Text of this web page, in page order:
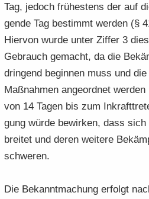
Tag, je­doch frü­hes­tens der auf
gen­de Tag be­stimmt wer­den (§
Hier­von wurde unter Zif­fer 3
Ge­brauch ge­macht, da die
drin­gend be­gin­nen muss und
Maß­nah­men an­ge­ord­net
von 14 Tagen bis zum
gung würde be­wir­ken, dass
brei­tet und deren wei­te­re
schwe­ren.
Die Be­kannt­ma­chung er­folgt